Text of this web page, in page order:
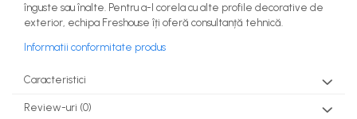
înguste sau înalte. Pentru a-l corela cu alte profile decorative de
exterior, echipa Freshouse îți oferă consultanță tehnică.
Informatii conformitate produs
Caracteristici
Review-uri (0)